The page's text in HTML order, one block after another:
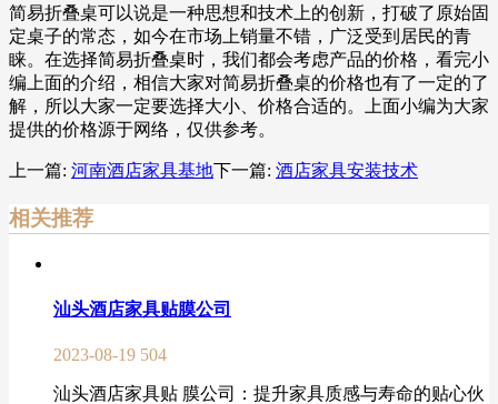
简易折叠桌可以说是一种思想和技术上的创新，打破了原始固
定桌子的常态，如今在市场上销量不错，广泛受到居民的青
睐。在选择简易折叠桌时，我们都会考虑产品的价格，看完小
编上面的介绍，相信大家对简易折叠桌的价格也有了一定的了
解，所以大家一定要选择大小、价格合适的。上面小编为大家
提供的价格源于网络，仅供参考。
上一篇: 河南酒店家具基地下一篇: 酒店家具安装技术
相关推荐
汕头酒店家具贴膜公司
2023-08-19 504
汕头酒店家具贴 膜公司：提升家具质感与寿命的贴心伙